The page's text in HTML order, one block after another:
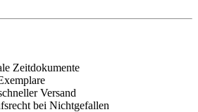
Zeitdokumente
Versand
bei Nichtgefallen